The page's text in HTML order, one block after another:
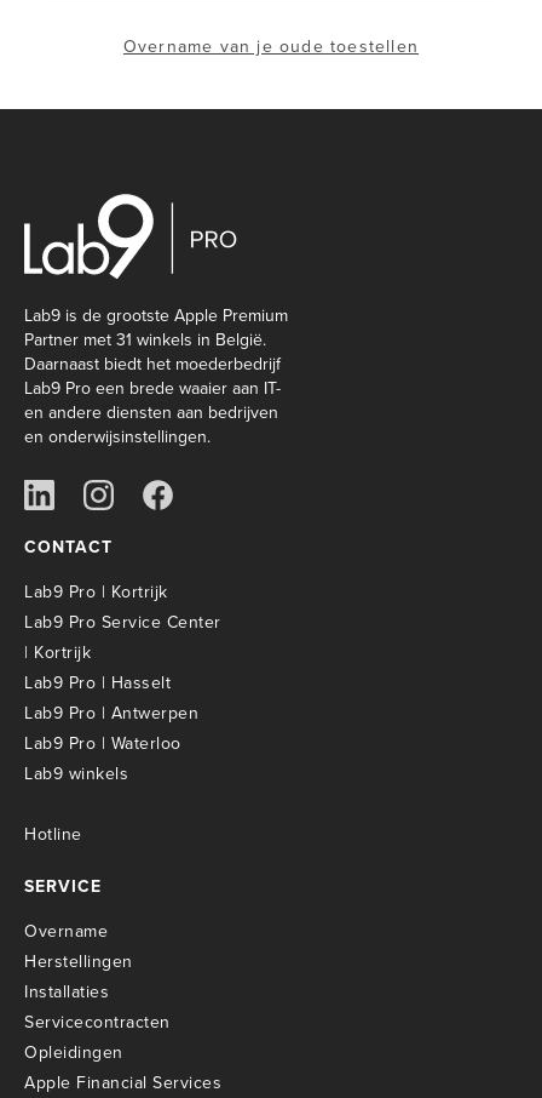
Overname van je oude toestellen
Lab9 is de grootste Apple Premium
Partner met 31 winkels in België.
Daarnaast biedt het moederbedrijf
Lab9 Pro een brede waaier aan IT-
en andere diensten aan bedrijven
en onderwijsinstellingen.
CONTACT
Lab9 Pro | Kortrijk
Lab9 Pro Service Center
| Kortrijk
Lab9 Pro | Hasselt
Lab9 Pro | Antwerpen
Lab9 Pro | Waterloo
Lab9 winkels
Hotline
SERVICE
Overname
Herstellingen
Installaties
Servicecontracten
Opleidingen
Apple Financial Services